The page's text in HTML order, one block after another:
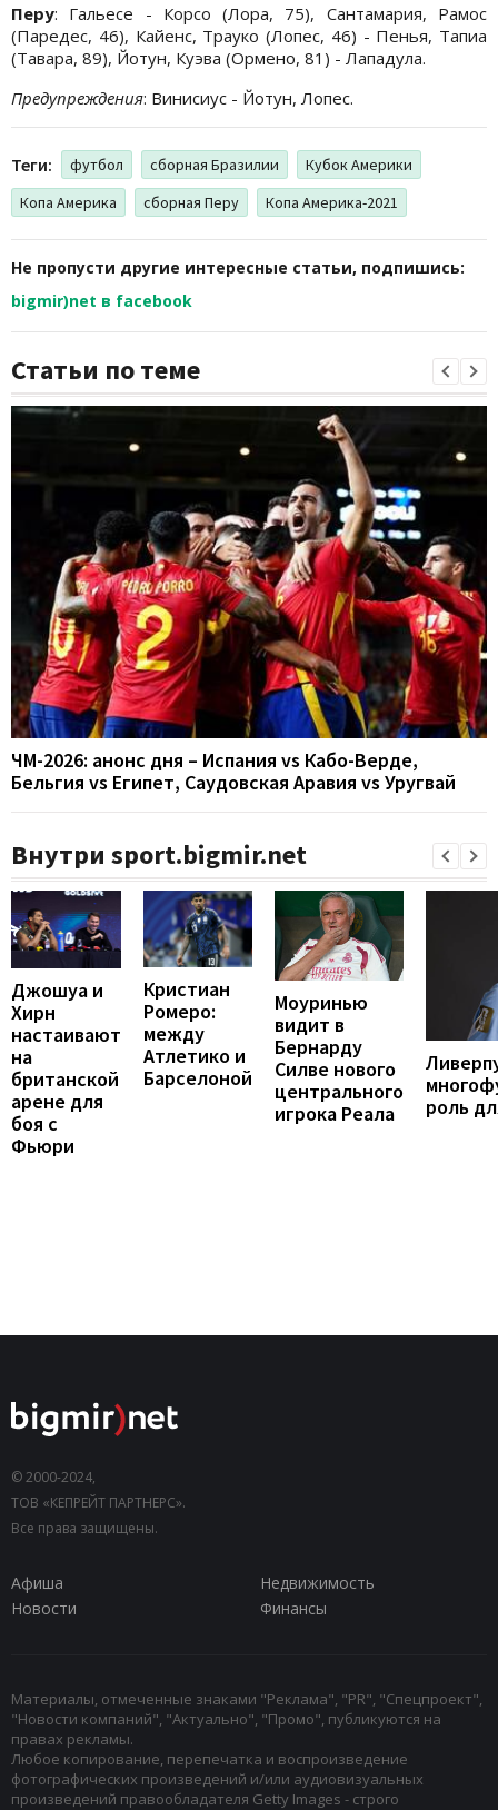
Перу: Гальесе - Корсо (Лора, 75), Сантамария, Рамос
(Паредес, 46), Кайенс, Трауко (Лопес, 46) - Пенья, Тапиа
(Тавара, 89), Йотун, Куэва (Ормено, 81) - Лападула.
Предупреждения: Винисиус - Йотун, Лопес.
Теги: футбол сборная Бразилии
Кубок Америки
Копа Америка
сборная Перу Копа Америка-2021
Не пропусти другие интересные статьи, подпишись:
bigmir)net в facebook
Статьи по теме
ЧМ-2026: анонс дня – Испания vs Кабо-Верде,
Бельгия vs Египет, Саудовская Аравия vs Уругвай
Внутри sport.bigmir.net
Джошуа и
Хирн
настаивают
на
британской
арене для
боя с
Фьюри
Кристиан
Ромеро:
между
Атлетико и
Барселоной
Моуринью
видит в
Бернарду
Силве нового
центрального
игрока Реала
роль
© 2000-2024,
ТОВ «КЕПРЕЙТ ПАРТНЕРС».
Все права защищены.
Афиша
Недвижимость
Новости
Финансы
Материалы, отмеченные знаками "Реклама", "PR", "Спецпроект",
"Новости компаний", "Актуально", "Промо", публикуются на
правах рекламы.
Любое копирование, перепечатка и воспроизведение
фотографических произведений и/или аудиовизуальных
произведений правообладателя Getty Images - строго